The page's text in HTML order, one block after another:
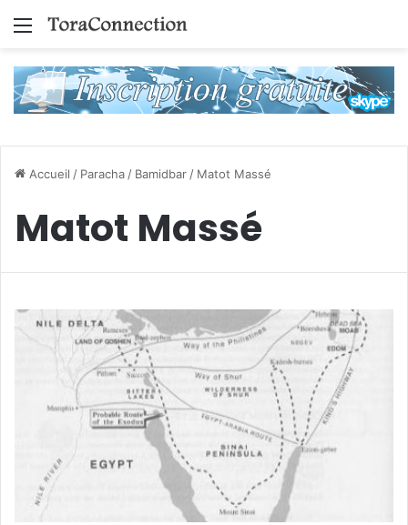
Menu
Accueil / Paracha / Bamidbar / Matot Massé
Matot Massé